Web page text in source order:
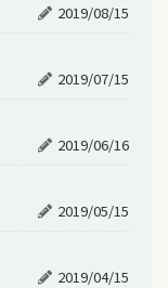
2019/08/15
2019/07/15
2019/06/16
2019/05/15
2019/04/15